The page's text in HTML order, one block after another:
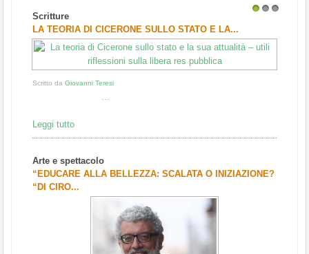
Scritture
LA TEORIA DI CICERONE SULLO STATO E LA...
Scritto da Giovanni Teresi
Leggi tutto
Arte e spettacolo
“EDUCARE ALLA BELLEZZA: SCALATA O INIZIAZIONE?
“DI CIRO...